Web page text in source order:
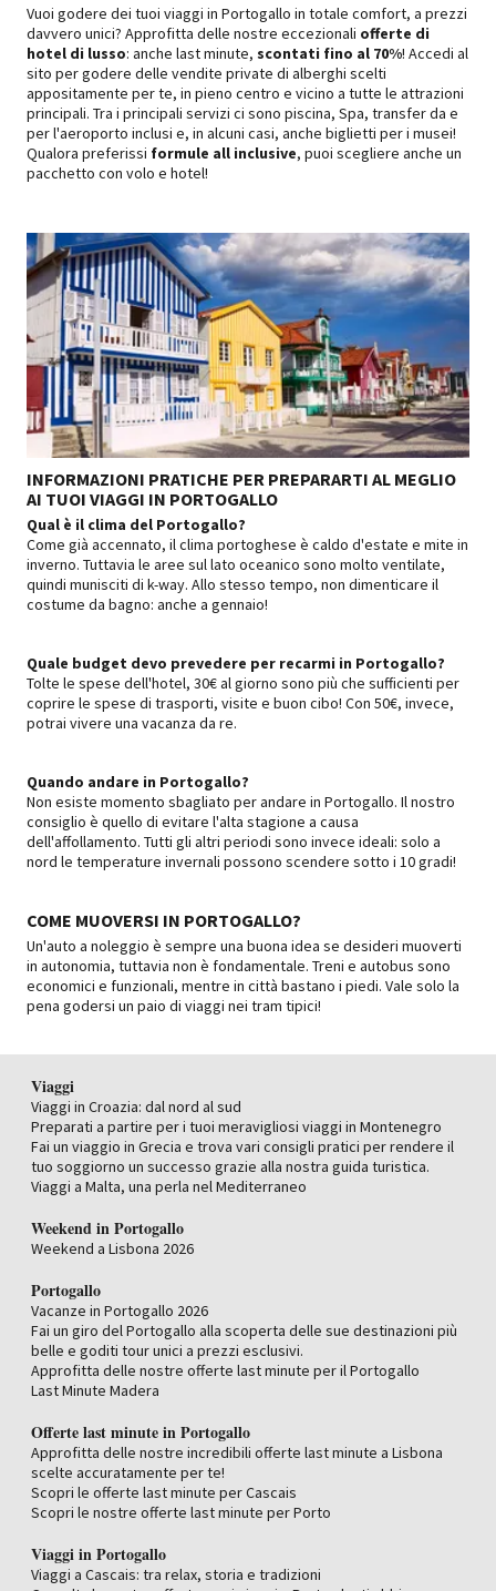
Vuoi godere dei tuoi viaggi in Portogallo in totale comfort, a prezzi
davvero unici? Approfitta delle nostre eccezionali offerte di
hotel di lusso: anche last minute, scontati fino al 70%! Accedi al
sito per godere delle vendite private di alberghi scelti
appositamente per te, in pieno centro e vicino a tutte le attrazioni
principali. Tra i principali servizi ci sono piscina, Spa, transfer da e
per l'aeroporto inclusi e, in alcuni casi, anche biglietti per i musei!
Qualora preferissi formule all inclusive, puoi scegliere anche un
pacchetto con volo e hotel!
INFORMAZIONI PRATICHE PER PREPARARTI AL MEGLIO
AI TUOI VIAGGI IN PORTOGALLO
Qual è il clima del Portogallo?
Come già accennato, il clima portoghese è caldo d'estate e mite in
inverno. Tuttavia le aree sul lato oceanico sono molto ventilate,
quindi munisciti di k-way. Allo stesso tempo, non dimenticare il
costume da bagno: anche a gennaio!
Quale budget devo prevedere per recarmi in Portogallo?
Tolte le spese dell'hotel, 30€ al giorno sono più che sufficienti per
coprire le spese di trasporti, visite e buon cibo! Con 50€, invece,
potrai vivere una vacanza da re.
Quando andare in Portogallo?
Non esiste momento sbagliato per andare in Portogallo. Il nostro
consiglio è quello di evitare l'alta stagione a causa
dell'affollamento. Tutti gli altri periodi sono invece ideali: solo a
nord le temperature invernali possono scendere sotto i 10 gradi!
COME MUOVERSI IN PORTOGALLO?
Un'auto a noleggio è sempre una buona idea se desideri muoverti
in autonomia, tuttavia non è fondamentale. Treni e autobus sono
economici e funzionali, mentre in città bastano i piedi. Vale solo la
pena godersi un paio di viaggi nei tram tipici!
Viaggi
Viaggi in Croazia: dal nord al sud
Preparati a partire per i tuoi meravigliosi viaggi in Montenegro
Fai un viaggio in Grecia e trova vari consigli pratici per rendere il
tuo soggiorno un successo grazie alla nostra guida turistica.
Viaggi a Malta, una perla nel Mediterraneo
Weekend in Portogallo
Weekend a Lisbona 2026
Portogallo
Vacanze in Portogallo 2026
Fai un giro del Portogallo alla scoperta delle sue destinazioni più
belle e goditi tour unici a prezzi esclusivi.
Approfitta delle nostre offerte last minute per il Portogallo
Last Minute Madera
Offerte last minute in Portogallo
Approfitta delle nostre incredibili offerte last minute a Lisbona
scelte accuratamente per te!
Scopri le offerte last minute per Cascais
Scopri le nostre offerte last minute per Porto
Viaggi in Portogallo
Viaggi a Cascais: tra relax, storia e tradizioni